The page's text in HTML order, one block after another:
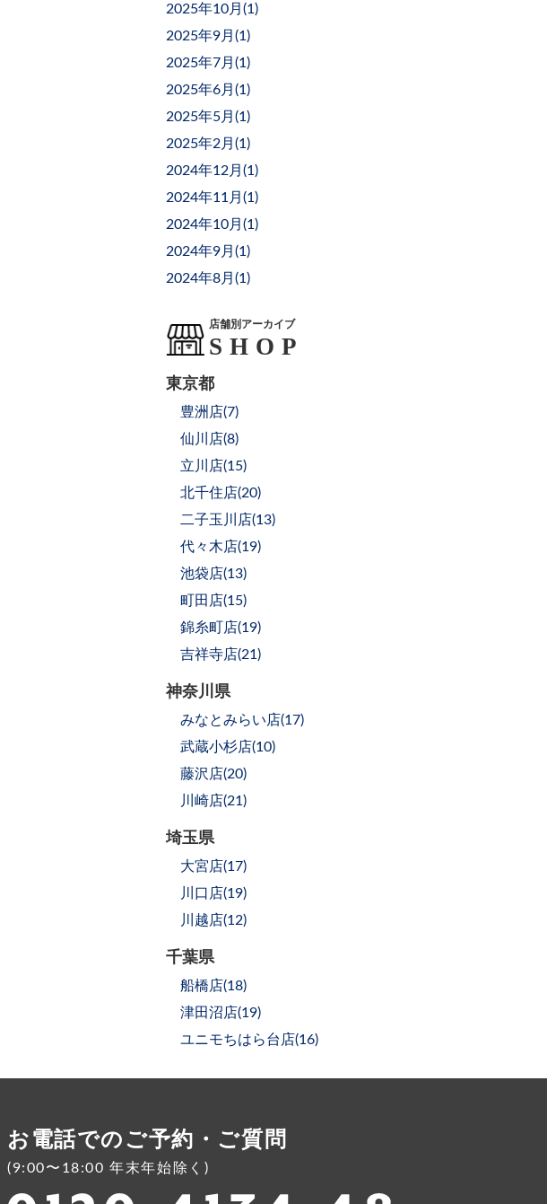
2025年10月(1 )
2025年9月(1 )
2025年7月(1 )
2025年6月(1 )
2025年5月(1 )
2025年2月(1 )
2024年12月(1 )
2024年11月(1 )
2024年10月(1 )
2024年9月(1 )
2024年8月(1 )
店舗別アーカイブ
東京都
豊洲店(7)
仙川店(8)
立川店(15)
北千住店(20)
二子玉川店(13)
代々木店(19)
池袋店(13)
町田店(15)
錦糸町店(19)
吉祥寺店(21 )
神奈川県
みなとみらい店(17)
武蔵小杉店(10)
藤沢店(20)
川崎店(21 )
埼玉県
大宮店(17)
川口店(19)
川越店(12)
千葉県
船橋店(18)
津田沼店(19)
ユニモちはら台店(16)
お電話でのご予約・ご質問
(9:00〜18:00 年末年始除く)